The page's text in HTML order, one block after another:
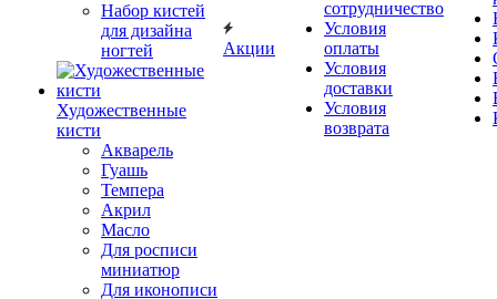
Набор кистей
для дизайна
ногтей
Художественные
кисти
Акварель
Гуашь
Темпера
Акрил
Масло
Для росписи
миниатюр
Для иконописи
Акции
сотрудничество
Условия
оплаты
Условия
доставки
Условия
возврата